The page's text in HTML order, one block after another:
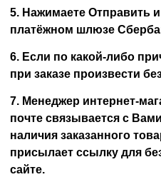
5. Нажимаете Отправить
платёжном шлюзе
6. Если по какой-либо
при заказе произвести
7. Менеджер интернет-
почте связывается с
наличия заказанного
присылает ссылку для
сайте.